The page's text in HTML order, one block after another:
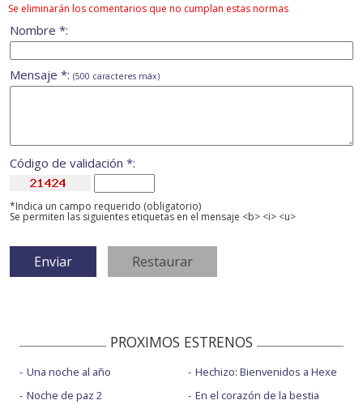
Se eliminarán los comentarios que no cumplan estas normas
Nombre *:
Mensaje *: (500 caracteres máx)
Código de validación *:
*Indica un campo requerido (obligatorio)
Se permiten las siguientes etiquetas en el mensaje <b> <i> <u>
PROXIMOS ESTRENOS
Una noche al año
Noche de paz 2
Hechizo: Bienvenidos a Hexe
En el corazón de la bestia